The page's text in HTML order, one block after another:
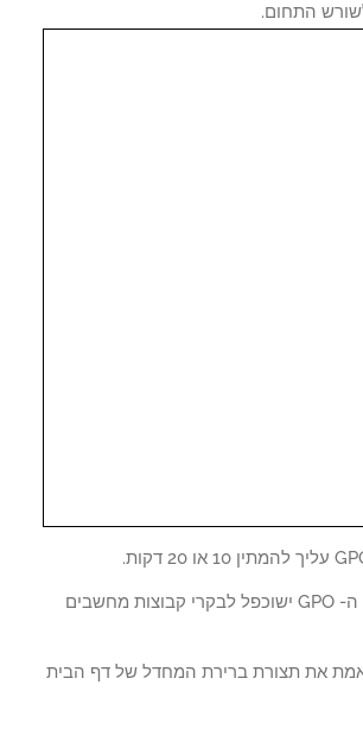
במהלך תקופה זו ה- GPO ישוכפל לבקרי קבוצות מחשבים
ברירת המחדל של דף הבית